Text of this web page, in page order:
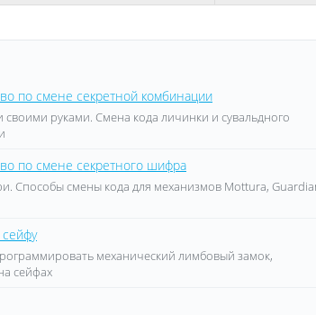
по смене секретной комбинации
руками. Смена кода личинки и сувальдного
по смене секретного шифра
Способы смены кода для механизмов Mottura,
механический лимбовый замок,
сейфах